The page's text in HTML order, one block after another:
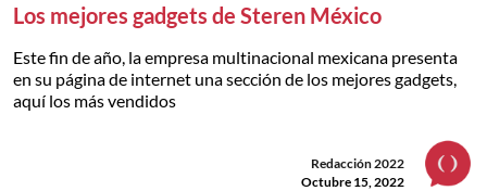
Los mejores gadgets de Steren México
Este fin de año, la empresa multinacional mexicana presenta
en su página de internet una sección de los mejores gadgets,
aquí los más vendidos
Redacción 2022
Octubre 15, 2022